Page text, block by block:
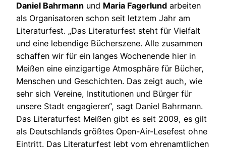
Daniel Bahrmann und Maria Fagerlund arbeiten
als Organisatoren schon seit letztem Jahr am
Literaturfest. „Das Literaturfest steht für Vielfalt
und eine lebendige Bücherszene. Alle zusammen
schaffen wir für ein langes Wochenende hier in
Meißen eine einzigartige Atmosphäre für Bücher,
Menschen und Geschichten. Das zeigt auch, wie
sehr sich Vereine, Institutionen und Bürger für
unsere Stadt engagieren“, sagt Daniel Bahrmann.
Das Literaturfest Meißen gibt es seit 2009, es gilt
als Deutschlands größtes Open-Air-Lesefest ohne
Eintritt. Das Literaturfest lebt vom ehrenamtlichen